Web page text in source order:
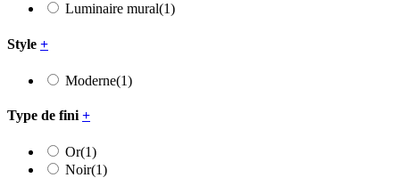
Luminaire mural(1)
Style +
Moderne(1)
Type de fini +
Or(1)
Noir(1)